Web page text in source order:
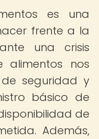
es una
frente a la
una crisis
alimentos nos
seguridad y
básico de
de
Además,